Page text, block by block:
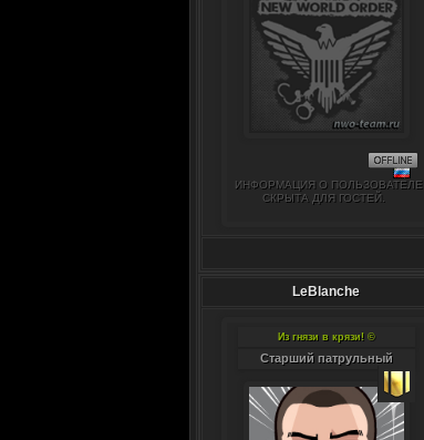
ИНФОРМАЦИЯ О ПОЛЬЗОВАТЕЛЕ
СКРЫТА ДЛЯ ГОСТЕЙ.
LeBlanche
Из гнязи в крязи! ©
Старший патрульный